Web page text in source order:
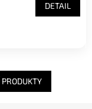
DETAIL